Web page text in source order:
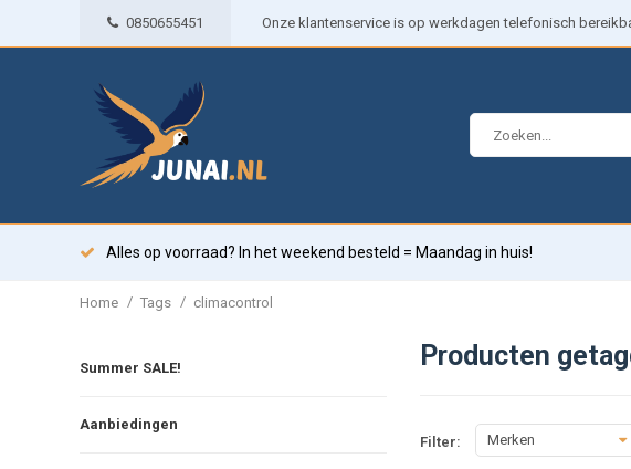
0850655451 Onze klantenservice is op werkdagen telefonisch
Alles op voorraad? In het weekend besteld = Maandag in huis!
Home / Tags / climacontrol
Summer SALE!
Aanbiedingen
Producten
Filter: Merken